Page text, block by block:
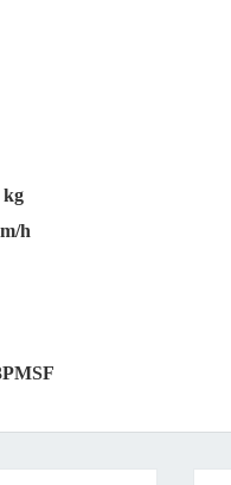
kg
h